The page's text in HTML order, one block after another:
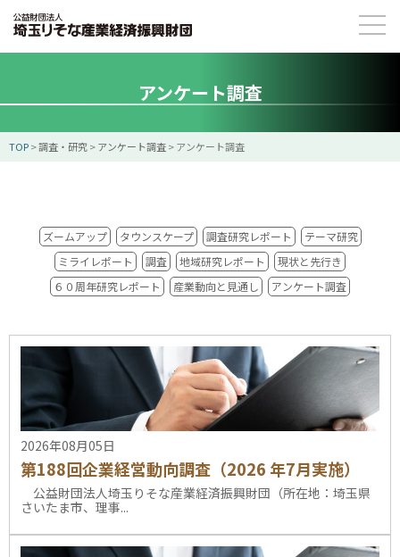
アンケート調査
TOP>調査・研究>アンケート調査>アンケート調査
ズームアップ タウンスケープ 調査研究レポート
テーマ研究
ミライレポート
調査 地域研究レポート
現状と先行き
６０周年研究レポート
産業動向と見通し アンケート調査
2026年08月05日
第188回企業経営動向調査（2026 年7月実施）
公益財団法人埼玉りそな産業経済振興財団（所在地：埼玉県
さいたま市、理事...